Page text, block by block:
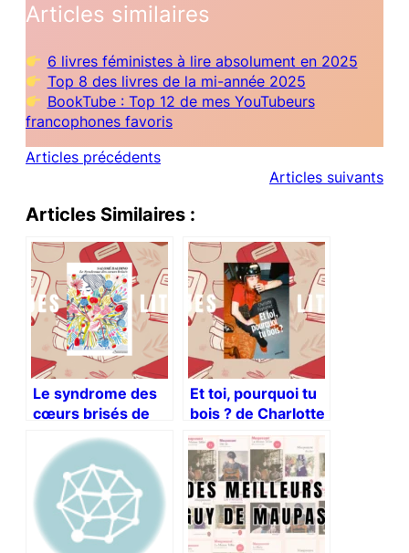
Articles similaires
6 livres féministes à lire absolument en 2025
Top 8 des livres de la mi-année 2025
BookTube : Top 12 de mes YouTubeurs
francophones favoris
Articles précédents
Articles suivants
Articles Similaires :
Le syndrome des
cœurs brisés de
Et toi, pourquoi tu
bois ? de Charlotte
Peyronnet